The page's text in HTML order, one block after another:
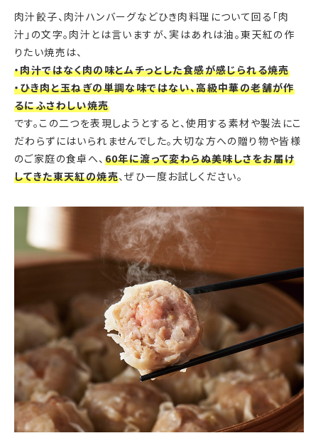
肉汁餃子、肉汁ハンバーグなどひき肉料理について回る「肉
汁」の文字。肉汁とは言いますが、実はあれは油。東天紅の作
りたい焼売は、
・肉汁ではなく肉の味とムチっとした食感が感じられる焼売
・ひき肉と玉ねぎの単調な味ではない、高級中華の老舗が作
るにふさわしい焼売
です。この二つを表現しようとすると、使用する素材や製法にこ
だわらずにはいられませんでした。大切な方への贈り物や皆様
のご家庭の食卓へ、 60年に渡って変わらぬ美味しさをお届け
してきた東天紅の焼売、ぜひ一度お試しください。